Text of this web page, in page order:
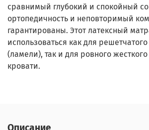
сравнимый глубокий и спокойный
ортопедичность и неповторимый
гарантированы. Этот латексный
использоваться как для
(ламели), так и для ровного
кровати.